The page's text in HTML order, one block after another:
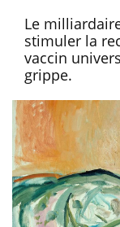
Le
stimuler la
vaccin
grippe.